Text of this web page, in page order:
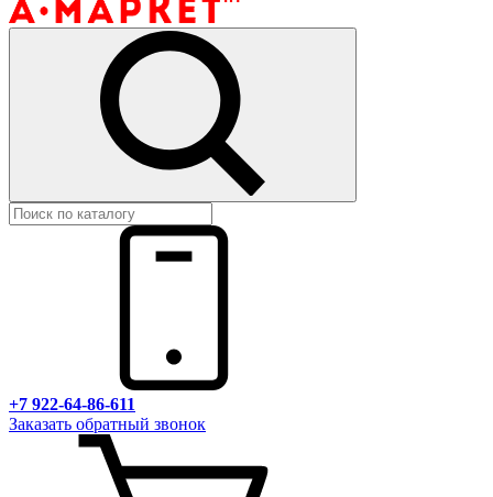
+7 922-64-86-611
Заказать обратный звонок